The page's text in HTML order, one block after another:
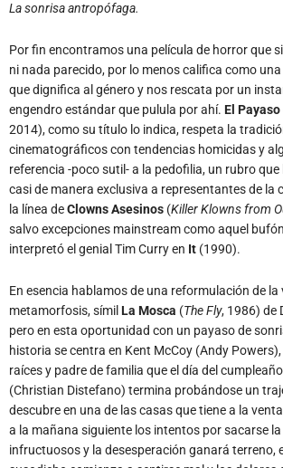
La sonrisa antropófaga.
Por fin encontramos una película de horror que
ni nada parecido, por lo menos califica como
que dignifica al género y nos rescata por un
engendro estándar que pulula por ahí. El Payaso
2014), como su título lo indica, respeta la
cinematográficos con tendencias homicidas y
referencia -poco sutil- a la pedofilia, un rubro
casi de manera exclusiva a representantes de la
la línea deClowns Asesinos (Killer Klowns from
salvo excepciones mainstream como aquel
interpretó el genial Tim Curry en It (1990).
En esencia hablamos de una reformulación de la
metamorfosis, símil La Mosca (The Fly, 1986) de
pero en esta oportunidad con un payaso de
historia se centra en Kent McCoy (Andy
raíces y padre de familia que el día del
(Christian Distefano) termina probándose un
descubre en una de las casas que tiene a la
a la mañana siguiente los intentos por sacarse
infructuosos y la desesperación ganará terreno,